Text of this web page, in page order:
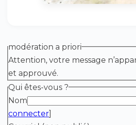
modération a priori
Attention, votre message
et approuvé.
Qui êtes-vous ?
Nom
connecter]